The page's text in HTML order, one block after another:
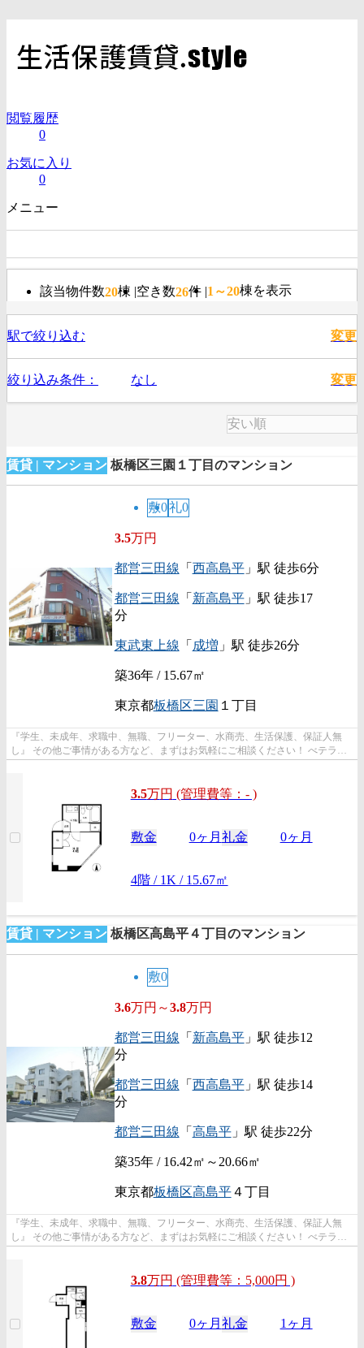
閲覧履歴
0
お気に入り
0
メニュー
該当物件数20棟 空き数26件 1～20棟を表示
駅で絞り込む 変更
絞り込み条件： なし 変更
賃貸 | マンション 板橋区三園１丁目のマンション
敷0礼0
3.5万円
都営三田線 「 西高島平」駅 徒歩6分
都営三田線 「 新高島平」駅 徒歩17
分
東武東上線 「 成増 」駅 徒歩26分
築36年 / 15.67㎡
東京都板橋区三園 １丁目
『学生、未成年、求職中、無職、フリーター、水商売、生活保護、保証人無
し』 その他ご事情がある方など、まずはお気軽にご相談ください！ べテラン
3.5万円 (管理費等：- )
敷金 0ヶ月 礼金 0ヶ月
4階 / 1K / 15.67㎡
賃貸 | マンション 板橋区高島平４丁目のマンション
敷0
3.6万円～3.8万円
都営三田線 「 新高島平」駅 徒歩12
分
都営三田線 「 西高島平」駅 徒歩14
分
都営三田線 「 高島平」駅 徒歩22分
築35年 / 16.42㎡～20.66㎡
東京都板橋区高島平４丁目
『学生、未成年、求職中、無職、フリーター、水商売、生活保護、保証人無
し』 その他ご事情がある方など、まずはお気軽にご相談ください！ べテラン
スタッフが対応致しますのでご希望...
3.8万円 (管理費等：5,000円 )
敷金 0ヶ月 礼金 1ヶ月